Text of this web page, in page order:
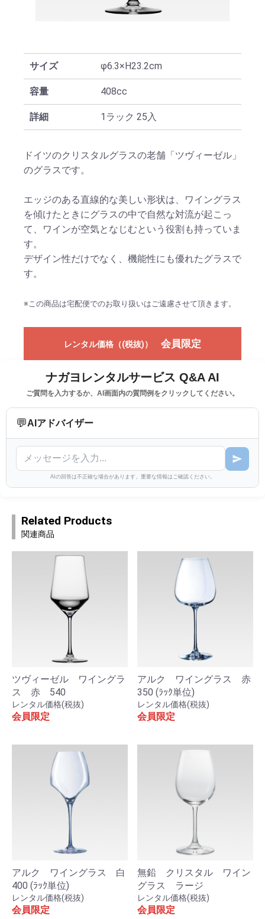
サイズ φ6.3×H23.2cm
容量 408cc
詳細 1ラック 25入
ドイツのクリスタルグラスの老舗「ツヴィーゼル」
のグラスです。
エッジのある直線的な美しい形状は、ワイングラス
を傾けたときにグラスの中で自然な対流が起こっ
て、ワインが空気となじむという役割も持っていま
す。
デザイン性だけでなく、機能性にも優れたグラスで
す。
※この商品は宅配便でのお取り扱いはご遠慮させて頂きます。
レンタル価格（(税抜)） 会員限定
ナガヨレンタルサービス Q&A AI
ご質問を入力するか、AI画面内の質問例をクリックしてください。
💬AIアドバイザー
AIの回答は不正確な場合があります。重要な情報はご確認ください。
Related Products
関連商品
ツヴィーゼル ワイングラ
ス 赤 540
レンタル価格(税抜)
会員限定
アルク ワイングラス 赤
350 (ﾗｯｸ単位)
レンタル価格(税抜)
会員限定
アルク ワイングラス 白
400 (ﾗｯｸ単位)
レンタル価格(税抜)
会員限定
無鉛 クリスタル ワイン
グラス ラージ
レンタル価格(税抜)
会員限定